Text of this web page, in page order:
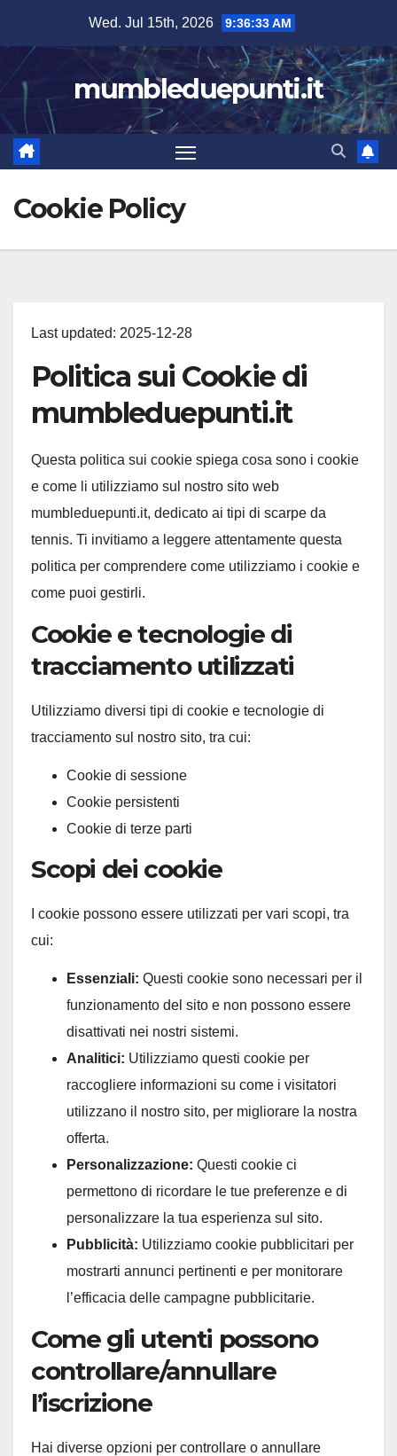
content
Wed. Jul 15th, 2026 9:36:34 AM
mumbleduepunti.it
Cookie Policy
Last updated: 2025-12-28
Politica sui Cookie di
mumbleduepunti.it
Questa politica sui cookie spiega cosa sono i cookie
e come li utilizziamo sul nostro sito web
mumbleduepunti.it, dedicato ai tipi di scarpe da
tennis. Ti invitiamo a leggere attentamente questa
politica per comprendere come utilizziamo i cookie e
come puoi gestirli.
Cookie e tecnologie di
tracciamento utilizzati
Utilizziamo diversi tipi di cookie e tecnologie di
tracciamento sul nostro sito, tra cui:
Cookie di sessione
Cookie persistenti
Cookie di terze parti
Scopi dei cookie
I cookie possono essere utilizzati per vari scopi, tra
cui:
Essenziali: Questi cookie sono necessari per il
funzionamento del sito e non possono essere
disattivati nei nostri sistemi.
Analitici: Utilizziamo questi cookie per
raccogliere informazioni su come i visitatori
utilizzano il nostro sito, per migliorare la nostra
offerta.
Personalizzazione: Questi cookie ci
permettono di ricordare le tue preferenze e di
personalizzare la tua esperienza sul sito.
Pubblicità: Utilizziamo cookie pubblicitari per
mostrarti annunci pertinenti e per monitorare
l’efficacia delle campagne pubblicitarie.
Come gli utenti possono
controllare/annullare
l’iscrizione
Hai diverse opzioni per controllare o annullare